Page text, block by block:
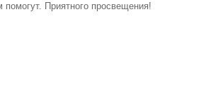
Приятного просвещения!